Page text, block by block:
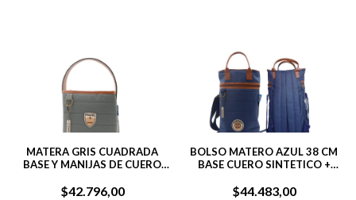
MATERA GRIS CUADRADA
BASE Y MANIJAS DE CUERO
REFORZADAS
$42.796,00
BOLSO MATERO AZUL 38 CM
BASE CUERO SINTETICO +
$44.483,00